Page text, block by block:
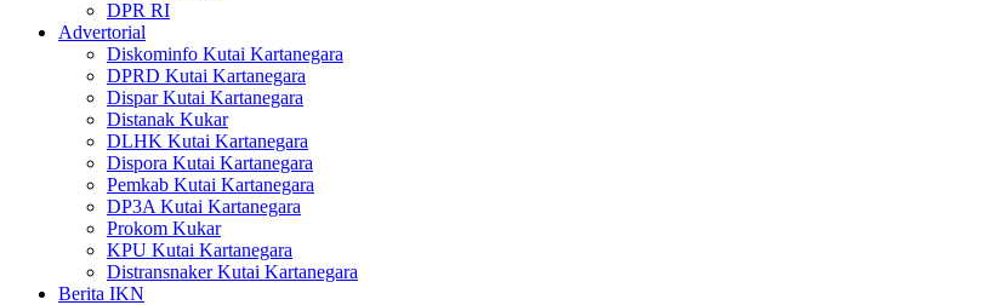
DPR RI
Advertorial
Diskominfo Kutai Kartanegara
DPRD Kutai Kartanegara
Dispar Kutai Kartanegara
Distanak Kukar
DLHK Kutai Kartanegara
Dispora Kutai Kartanegara
Pemkab Kutai Kartanegara
DP3A Kutai Kartanegara
Prokom Kukar
KPU Kutai Kartanegara
Distransnaker Kutai Kartanegara
Berita IKN